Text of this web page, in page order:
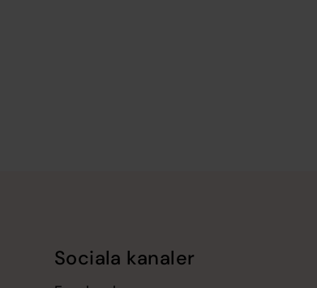
Sociala kanaler